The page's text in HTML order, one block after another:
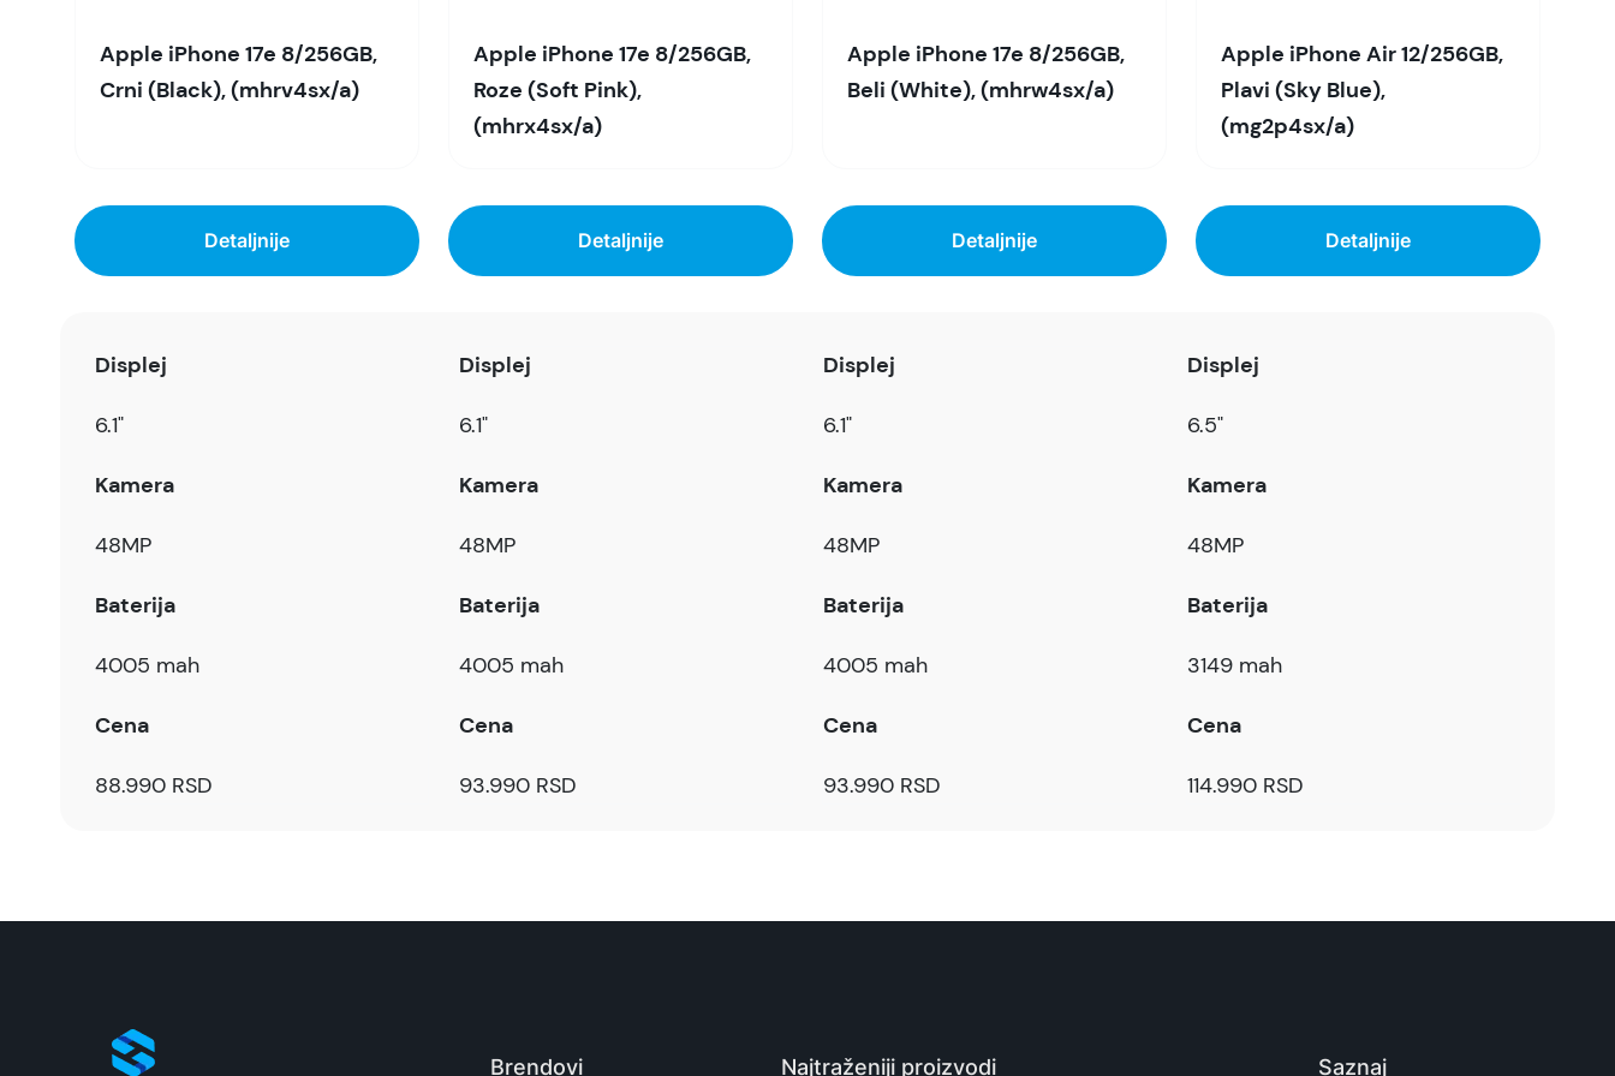
Apple iPhone 17e 8/256GB,
Crni (Black), (mhrv4sx/a)
Apple iPhone 17e 8/256GB,
Roze (Soft Pink),
(mhrx4sx/a)
Apple iPhone 17e 8/256GB,
Beli (White), (mhrw4sx/a)
Apple iPhone Air 12/256GB,
Plavi (Sky Blue),
(mg2p4sx/a)
Detaljnije Detaljnije Detaljnije Detaljnije
Displej
6.1"
Kamera
48MP
Baterija
4005 mah
Cena
88.990 RSD
Displej
6.1"
Kamera
48MP
Baterija
4005 mah
Cena
93.990 RSD
Displej
6.1"
Kamera
48MP
Baterija
4005 mah
Cena
93.990 RSD
Displej
6.5"
Kamera
48MP
Baterija
3149 mah
Cena
114.990 RSD
Brendovi Najtraženiji proizvodi Saznaj